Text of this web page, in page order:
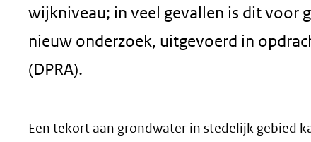
wijkniveau; in veel gevallen is dit voor
nieuw onderzoek, uitgevoerd in
(DPRA).
Een tekort aan grondwater in stedelijk gebied